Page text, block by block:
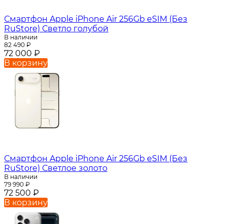
Смартфон Apple iPhone Air 256Gb eSIM (Без
RuStore) Светло голубой
В наличии
82 490 ₽
72 000 ₽
В корзину
Смартфон Apple iPhone Air 256Gb eSIM (Без
RuStore) Светлое золото
В наличии
79 990 ₽
72 500 ₽
В корзину